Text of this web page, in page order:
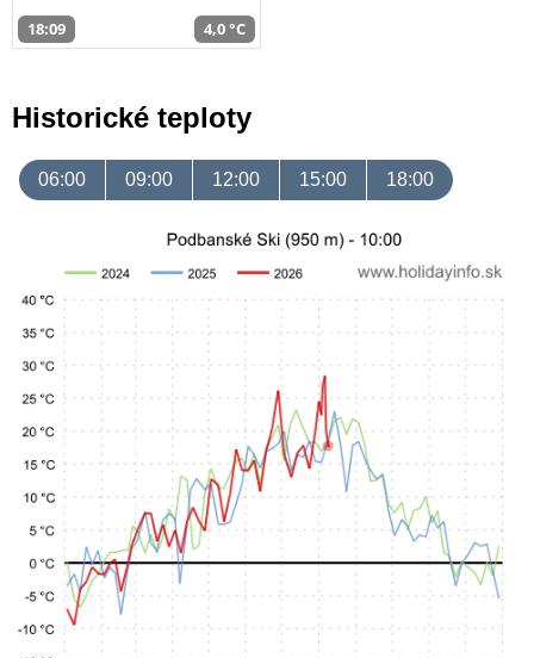
18:09 4,0 °C
Historické teploty
06:00 09:00 12:00 15:00 18:00